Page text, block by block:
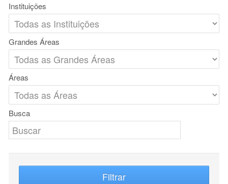
Instituições
Grandes Áreas
Áreas
Busca
Filtrar